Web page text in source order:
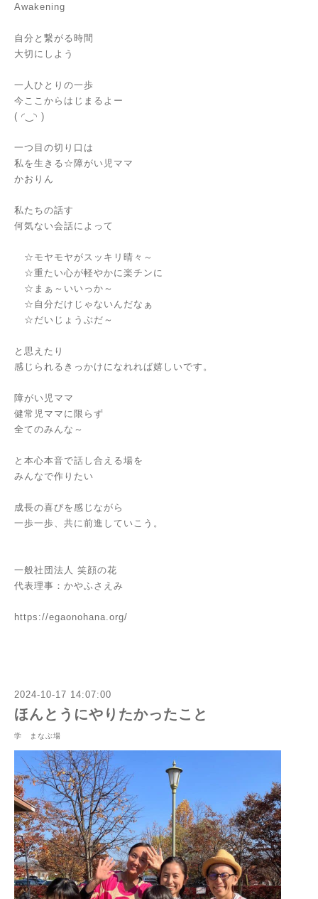
Awakening
自分と繋がる時間
大切にしよう
一人ひとりの一歩
今ここからはじまるよー
( ◜‿◝ )
一つ目の切り口は
私を生きる☆障がい児ママ
かおりん
私たちの話す
何気ない会話によって
☆モヤモヤがスッキリ晴々～
☆重たい心が軽やかに楽チンに
☆まぁ～いいっか～
☆自分だけじゃないんだなぁ
☆だいじょうぶだ～
と思えたり
感じられるきっかけになれれば嬉しいです。
障がい児ママ
健常児ママに限らず
全てのみんな～
と本心本音で話し合える場を
みんなで作りたい
成長の喜びを感じながら
一歩一歩、共に前進していこう。
一般社団法人 笑顔の花
代表理事：かやふさえみ
https://egaonohana.org/
2024-10-17 14:07:00
ほんとうにやりたかったこと
学 まなぶ場